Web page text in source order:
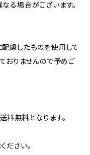
る場合がございます。
慮したものを使用して
おりませんので予めご
無料となります。
ださい。